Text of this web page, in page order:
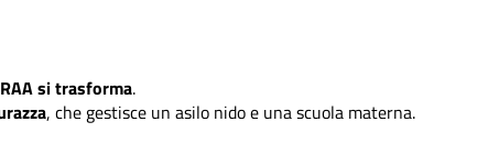
si trasforma.
, che gestisce un asilo nido e una scuola materna.